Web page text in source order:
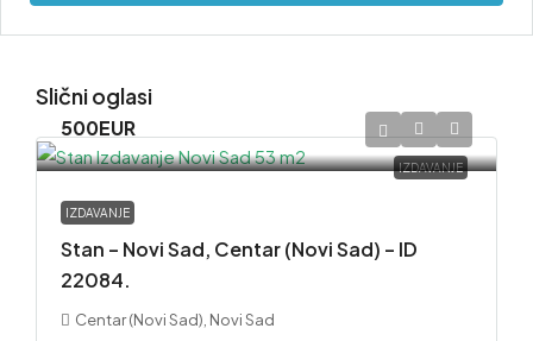
Slični oglasi
IZDAVANJE
500EUR
IZDAVANJE
Stan – Novi Sad, Centar (Novi Sad) – ID
22084.
Centar (Novi Sad), Novi Sad